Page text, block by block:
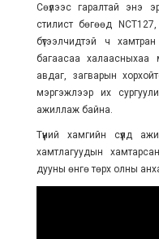
Сөүлээс гаралтай энэ
стилист бөгөөд
бүтээлчидтэй ч
багаасаа халаасныхаа
авдаг, загварын
мэргэжлээр их
ажиллаж байна.
Түүний хамгийн сүүлд
хамтлагуудын
дууны өнгө төрх олны